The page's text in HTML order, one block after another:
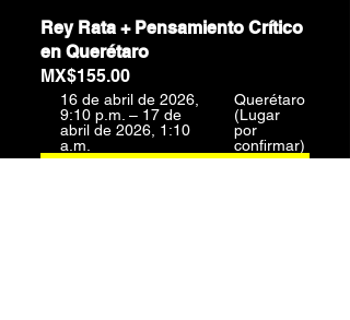
Rey Rata + Pensamiento Crítico
en Querétaro
MX$155.00
16 de abril de 2026,
9:10 p.m. – 17 de
abril de 2026, 1:10
a.m.
Querétaro
(Lugar
por
confirmar)